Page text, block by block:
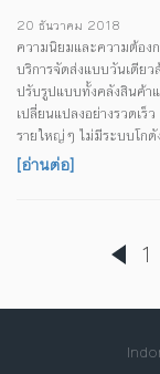
20 ธันวาคม 2018
ความนิยมและความต้อง
บริการจัดส่งแบบวันเดีย
ปรับรูปแบบทั้งคลังสินค้า
เปลี่ยนแปลงอย่างรวดเ
รายใหญ่ๆ ไม่มีระบบโกดั
ประเทศภายใน 24 ชั่วโมง ซึ่งเ
เขาต้องให้ความสำคัญกั
[อ่านต่อ]
1